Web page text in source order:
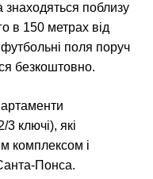
поблизу
в 150 метрах від
поля поруч
безкоштовно.
ключі), які
комплексом і
Понса.